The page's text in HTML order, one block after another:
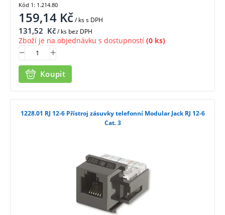
159,14 Kč/ kss DPH
131,52 Kč/ ks bez DPH
Zboží je na objednávku s dostupností (0 ks)
Koupit
Kód 1: 1.214.80
1228.01 RJ 12-6 Přístroj zásuvky telefonní Modular Jack RJ 12-6
Cat. 3